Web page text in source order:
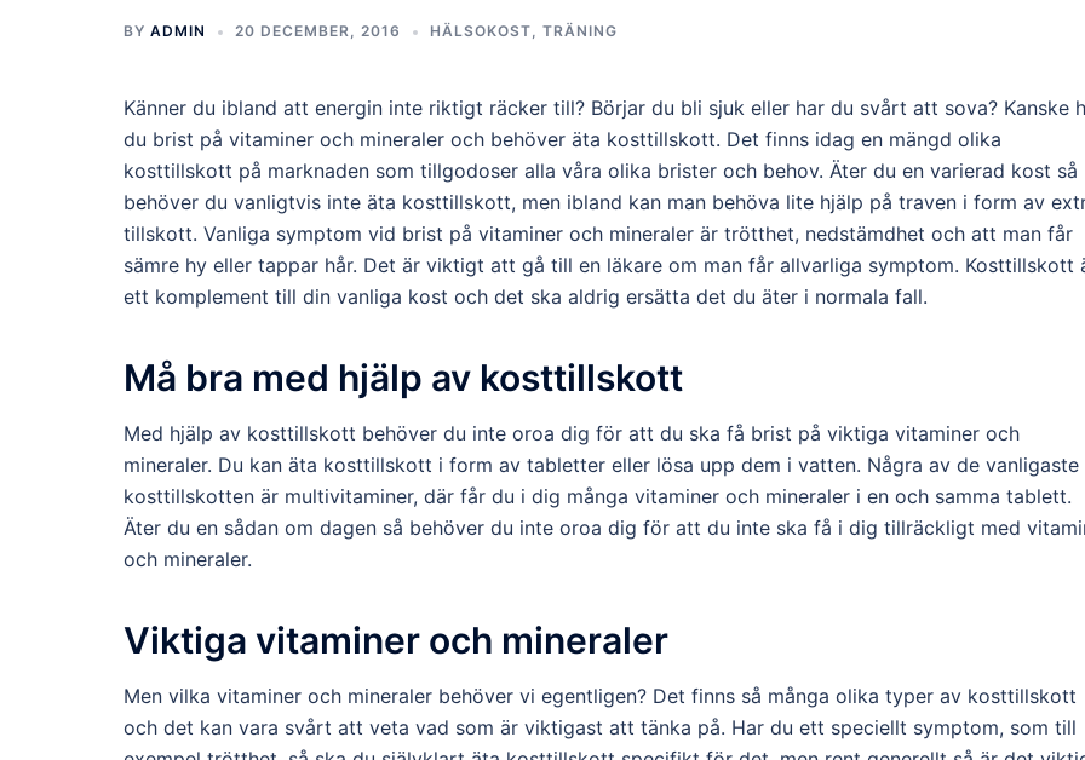
BY ADMIN 20 DECEMBER, 2016 HÄLSOKOST, TRÄNING
Känner du ibland att energin inte riktigt räcker till? Börjar du bli sjuk eller har du svårt att sova? Kanske
du brist på vitaminer och mineraler och behöver äta kosttillskott. Det finns idag en mängd olika
kosttillskott på marknaden som tillgodoser alla våra olika brister och behov. Äter du en varierad kost så
behöver du vanligtvis inte äta kosttillskott, men ibland kan man behöva lite hjälp på traven i form av
tillskott. Vanliga symptom vid brist på vitaminer och mineraler är trötthet, nedstämdhet och att man får
sämre hy eller tappar hår. Det är viktigt att gå till en läkare om man får allvarliga symptom. Kosttillskott
ett komplement till din vanliga kost och det ska aldrig ersätta det du äter i normala fall.
Må bra med hjälp av kosttillskott
Med hjälp av kosttillskott behöver du inte oroa dig för att du ska få brist på viktiga vitaminer och
mineraler. Du kan äta kosttillskott i form av tabletter eller lösa upp dem i vatten. Några av de vanligaste
kosttillskotten är multivitaminer, där får du i dig många vitaminer och mineraler i en och samma tablett.
Äter du en sådan om dagen så behöver du inte oroa dig för att du inte ska få i dig tillräckligt med
och mineraler.
Viktiga vitaminer och mineraler
Men vilka vitaminer och mineraler behöver vi egentligen? Det finns så många olika typer av kosttillskott
och det kan vara svårt att veta vad som är viktigast att tänka på. Har du ett speciellt symptom, som till